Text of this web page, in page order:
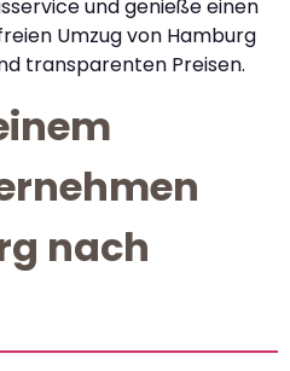
und genieße einen
Umzug von Hamburg
transparenten Preisen.
nach